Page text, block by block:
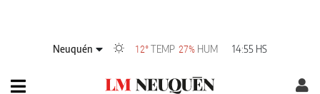
Neuquén 12°TEMP 27% HUM 14:55 HS